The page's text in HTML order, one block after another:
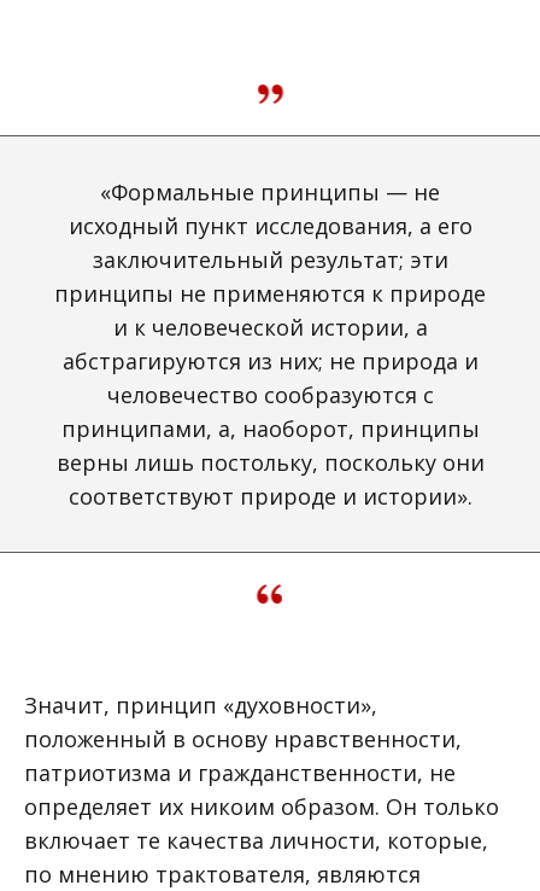
«Формальные принципы — не
исходный пункт исследования, а его
заключительный результат; эти
принципы не применяются к природе
и к человеческой истории, а
абстрагируются из них; не природа и
человечество сообразуются с
принципами, а, наоборот, принципы
верны лишь постольку, поскольку они
соответствуют природе и истории».
Значит, принцип «духовности»,
положенный в основу нравственности,
патриотизма и гражданственности, не
определяет их никоим образом. Он только
включает те качества личности, которые,
по мнению трактователя, являются